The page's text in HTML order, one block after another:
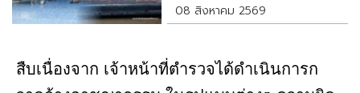
08 สิงหาคม 2569
สืบเนื่องจาก เจ้าหน้าที่ตำรวจได้ดำเนินการก